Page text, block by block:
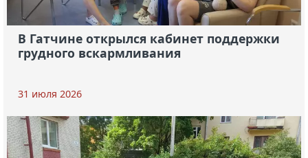
В Гатчине открылся кабинет поддержки
грудного вскармливания
31 июля 2026